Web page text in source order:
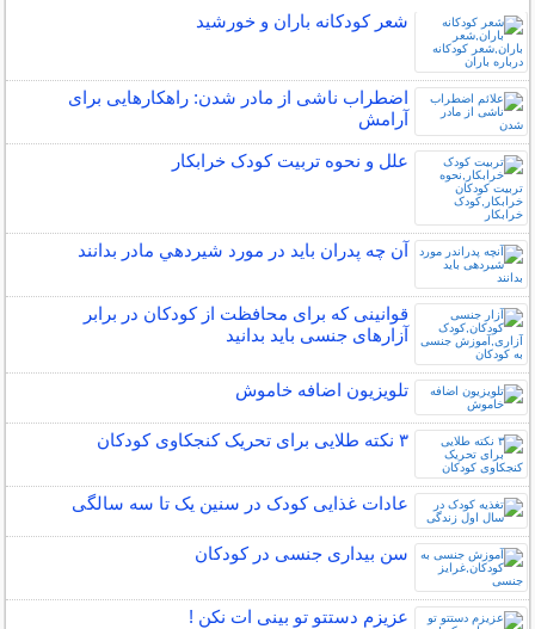
شعر کودکانه باران و خورشید
اضطراب ناشی از مادر شدن: راهکارهایی برای
آرامش
علل و نحوه تربیت کودک خرابکار
آن چه پدران بايد در مورد شيردهي مادر بدانند
قوانینی که برای محافظت از کودکان در برابر
آزارهای جنسی باید بدانید
تلویزیون اضافه خاموش
۳ نکته طلایی برای تحریک کنجکاوی کودکان
عادات غذایی کودک در سنین یک تا سه سالگی
سن بیداری جنسی در کودکان
عزیزم دستتو تو بینی ات نکن !